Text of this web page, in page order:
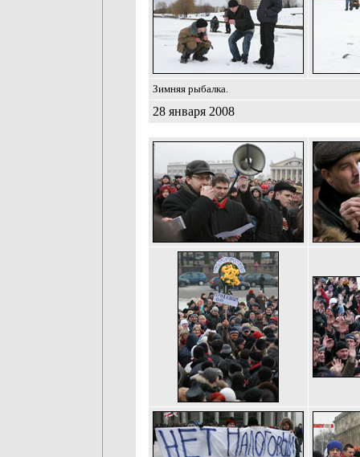
Зимняя рыбалка.
28 января 2008